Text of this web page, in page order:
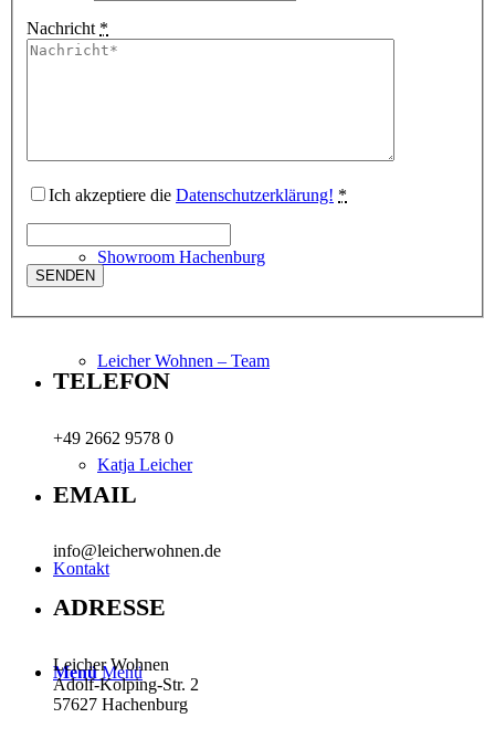
Geschenkgutscheine
Showroom Hachenburg
Leicher Wohnen – Team
Katja Leicher
Kontakt
Menü Menü
Nachricht *
Ich akzeptiere die Datenschutzerklärung! *
TELEFON
+49 2662 9578 0
EMAIL
info@leicherwohnen.de
ADRESSE
Leicher Wohnen
Adolf-Kolping-Str. 2
57627 Hachenburg